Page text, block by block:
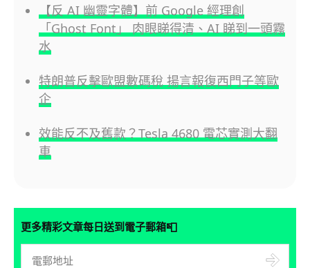
【反 AI 幽靈字體】前 Google 經理創
「Ghost Font」 肉眼睇得清、AI 睇到一頭霧
水
特朗普反擊歐盟數碼稅 揚言報復西門子等歐
企
效能反不及舊款？Tesla 4680 電芯實測大翻
車
更多精彩文章每日送到電子郵箱📮